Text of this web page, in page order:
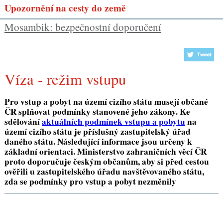
Upozornění na cesty do země
Mosambik: bezpečnostní doporučení
Víza - režim vstupu
Pro vstup a pobyt na území cizího státu musejí občané
ČR splňovat podmínky stanovené jeho zákony. Ke
sdělováníaktuálních podmínek vstupu a pobytuna
území cizího státu je příslušný zastupitelský úřad
daného státu. Následující informace jsou určeny k
základní orientaci. Ministerstvo zahraničních věcí ČR
proto doporučuje českým občanům, aby si před cestou
ověřili u zastupitelského úřadu navštěvovaného státu,
zda se podmínky pro vstup a pobyt nezměnily